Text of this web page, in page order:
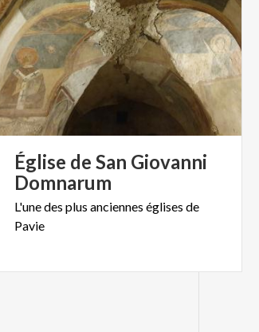
Église de San Giovanni
Domnarum
L'unedes plus anciennes églises de
Pavie